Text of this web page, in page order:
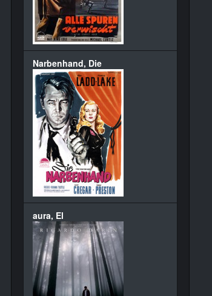
Narbenhand, Die
aura, El